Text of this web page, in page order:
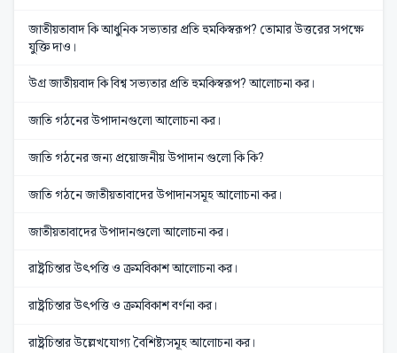
জাতীয়তাবাদ কি আধুনিক সভ্যতার প্রতি হুমকিস্বরূপ? তোমার উত্তরের সপক্ষে
যুক্তি দাও।
উগ্র জাতীয়বাদ কি বিশ্ব সভ্যতার প্রতি হুমকিস্বরূপ? আলোচনা কর।
জাতি গঠনের উপাদানগুলো আলোচনা কর।
জাতি গঠনের জন্য প্রয়োজনীয় উপাদান গুলো কি কি?
জাতি গঠনে জাতীয়তাবাদের উপাদানসমূহ আলোচনা কর।
জাতীয়তাবাদের উপাদানগুলো আলোচনা কর।
রাষ্ট্রচিন্তার উৎপত্তি ও ক্রমবিকাশ আলোচনা কর।
রাষ্ট্রচিন্তার উৎপত্তি ও ক্রমবিকাশ বর্ণনা কর।
রাষ্ট্রচিন্তার উল্লেখযোগ্য বৈশিষ্ট্যসমূহ আলোচনা কর।